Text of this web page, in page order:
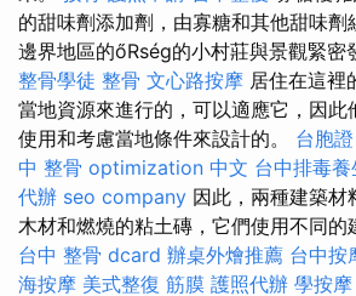
的甜味劑添加劑，由寡糖和其他甜味劑
邊界地區的őRség的小村莊與景觀緊密
整骨學徒 整骨 文心路按摩 居住在這裡
當地資源來進行的，可以適應它，因此
使用和考慮當地條件來設計的。 台胞
中 整骨 optimization 中文 台中排毒
代辦 seo company 因此，兩種建築材
木材和燃燒的粘土磚，它們使用不同的
台中 整骨 dcard 辦桌外燴推薦 台中按
海按摩 美式整復 筋膜 護照代辦 學按摩